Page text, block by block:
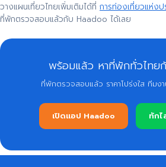
วางแผนเที่ยวไทยเพิ่มเติมได้ที่ การท่องเที่ยวแห่งป
ที่พักตรวจสอบแล้วกับ Haadoo ได้เลย
พร้อมแล้ว หาที่พักทั่วไทย
ที่พักตรวจสอบแล้ว ราคาโปร่งใส ทีมง
เปิดแอป Haadoo ทักไ